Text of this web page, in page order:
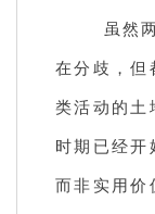
虽然两人
在分歧，但
类活动的土
时期已经开
而非实用价